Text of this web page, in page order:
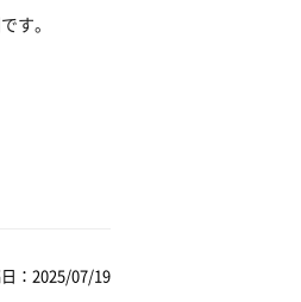
す。
：2025/07/19